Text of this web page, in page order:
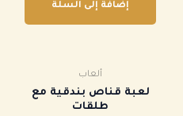
إضافة إلى السلة
ألعاب
لعبة قناص بندقية مع
طلقات